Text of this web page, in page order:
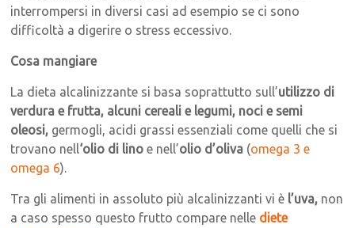
interrompersi in diversi casi ad esempio se ci sono
difficoltà a digerire o stress eccessivo.
Cosa mangiare
La dieta alcalinizzante si basa soprattutto sull’utilizzo di
verdura e frutta, alcuni cereali e legumi, noci e semi
oleosi, germogli, acidi grassi essenziali come quelli che si
trovano nell‘olio di lino e nell’olio d’oliva (omega 3 e
omega 6).
Tra gli alimenti in assoluto più alcalinizzanti vi è l’uva, non
a caso spesso questo frutto compare nelle diete